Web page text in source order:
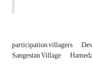
participation villagers
Sangestan Village